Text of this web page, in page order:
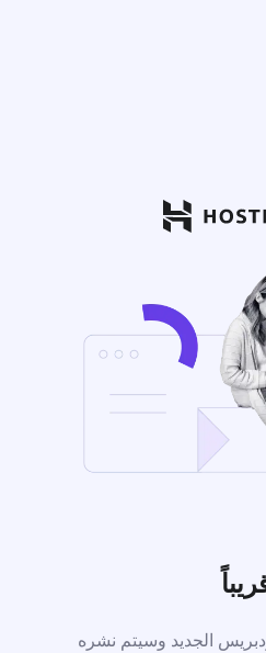
الجديد وسيتم نشره